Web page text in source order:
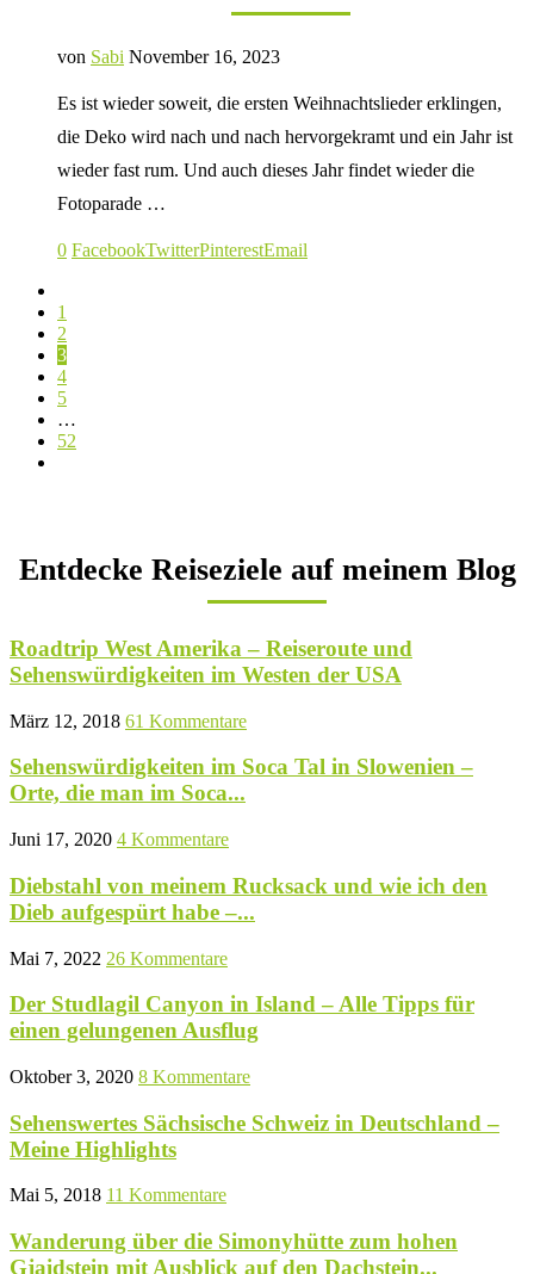
von Sabi November 16, 2023
Es ist wieder soweit, die ersten Weihnachtslieder erklingen,
die Deko wird nach und nach hervorgekramt und ein Jahr ist
wieder fast rum. Und auch dieses Jahr findet wieder die
Fotoparade …
0 FacebookTwitterPinterestEmail
1
2
3
4
5
…
52
Entdecke Reiseziele auf meinem Blog
Roadtrip West Amerika – Reiseroute und
Sehenswürdigkeiten im Westen der USA
März 12, 2018 61 Kommentare
Sehenswürdigkeiten im Soca Tal in Slowenien –
Orte, die man im Soca...
Juni 17, 2020 4 Kommentare
Diebstahl von meinem Rucksack und wie ich den
Dieb aufgespürt habe –...
Mai 7, 2022 26 Kommentare
Der Studlagil Canyon in Island – Alle Tipps für
einen gelungenen Ausflug
Oktober 3, 2020 8 Kommentare
Sehenswertes Sächsische Schweiz in Deutschland –
Meine Highlights
Mai 5, 2018 11 Kommentare
Wanderung über die Simonyhütte zum hohen
Gjaidstein mit Ausblick auf den Dachstein...